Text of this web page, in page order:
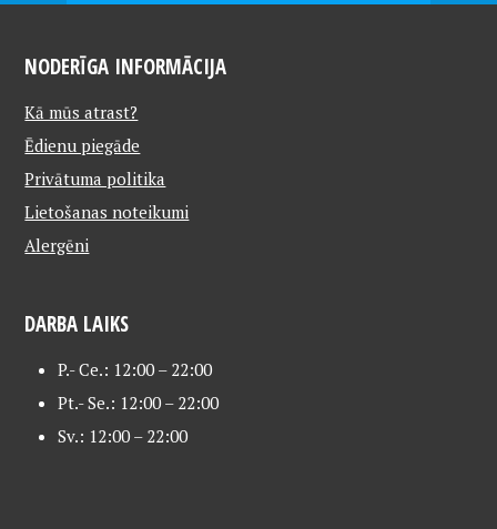
NODERĪGA INFORMĀCIJA
Kā mūs atrast?
Ēdienu piegāde
Privātuma politika
Lietošanas noteikumi
Alergēni
DARBA LAIKS
P.- Ce.: 12:00 – 22:00
Pt.- Se.: 12:00 – 22:00
Sv.: 12:00 – 22:00